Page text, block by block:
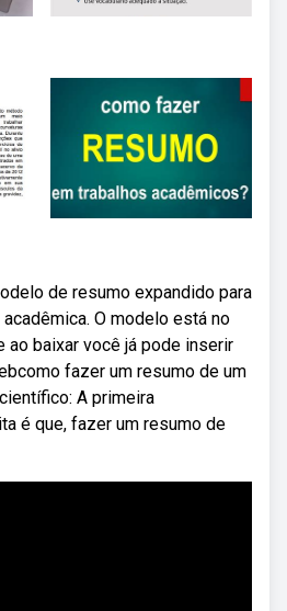
de resumo expandido para
O modelo está no
ao baixar você já pode inserir
fazer um resumo de um
A primeira
é que, fazer um resumo de